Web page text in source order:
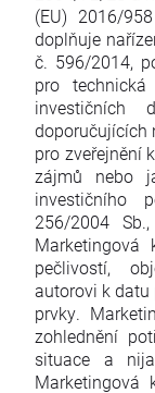
(EU) 2016/
doplňuje
č. 596/2014,
pro
investičních
doporučujících
pro zveřejnění
zájmů nebo
investičního
256/2004
Marketingová
pečlivostí,
autorovi k datu
prvky.
zohlednění
situace a
Marketingová